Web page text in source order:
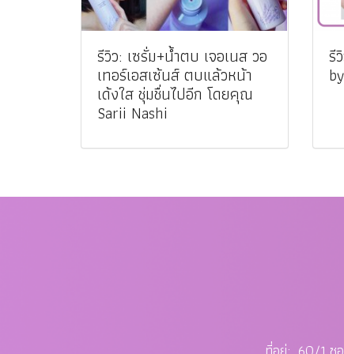
รีวิว: เซรั่ม+น้ำตบ เจอเนส วอ
เทอร์เอสเซ้นส์ ตบแล้วหน้า
เด้งใส ชุ่มชื่นไปอีก โดยคุณ
Sarii Nashi
รี